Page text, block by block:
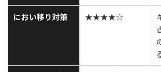
におい移り対策 ★★★★☆